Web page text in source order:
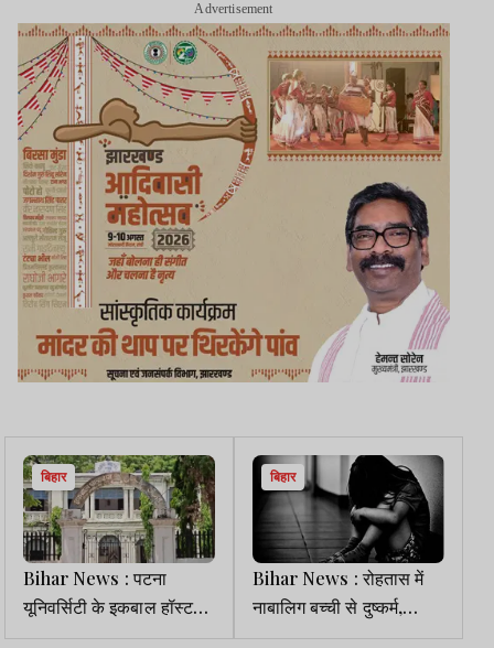
Advertisement
बिहार
Bihar News : पटना
यूनिवर्सिटी के इकबाल हॉस्टल
से 2 सुतली बम बरामद, मचा
बिहार
Bihar News : रोहतास में
नाबालिग बच्ची से दुष्कर्म,
आरोपी गिरफ्तार